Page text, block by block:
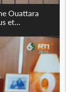
Ouattara
et...